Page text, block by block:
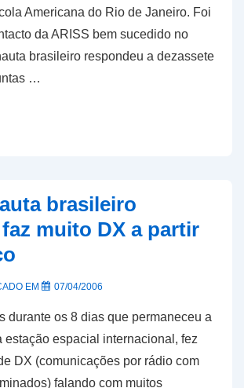
Americana do Rio de Janeiro. Foi
da ARISS bem sucedido no
brasileiro respondeu a dezassete
…
brasileiro
muito DX a partir
EM 07/04/2006
durante os 8 dias que permaneceu a
estação espacial internacional, fez
DX (comunicações por rádio com
falando com muitos